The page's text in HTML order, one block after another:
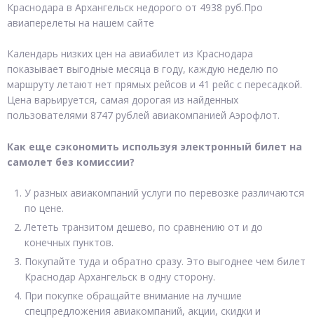
Краснодара в Архангельск недорого от 4938 руб.Про
авиаперелеты на нашем сайте
Календарь низких цен на авиабилет из Краснодара
показывает выгодные месяца в году, каждую неделю по
маршруту летают нет прямых рейсов и 41 рейс с пересадкой.
Цена варьируется, самая дорогая из найденных
пользователями 8747 рублей авиакомпанией Аэрофлот.
Как еще сэкономить используя электронный билет на
самолет без комиссии?
У разных авиакомпаний услуги по перевозке различаются
по цене.
Лететь транзитом дешево, по сравнению от и до
конечных пунктов.
Покупайте туда и обратно сразу. Это выгоднее чем билет
Краснодар Архангельск в одну сторону.
При покупке обращайте внимание на лучшие
спецпредложения авиакомпаний, акции, скидки и